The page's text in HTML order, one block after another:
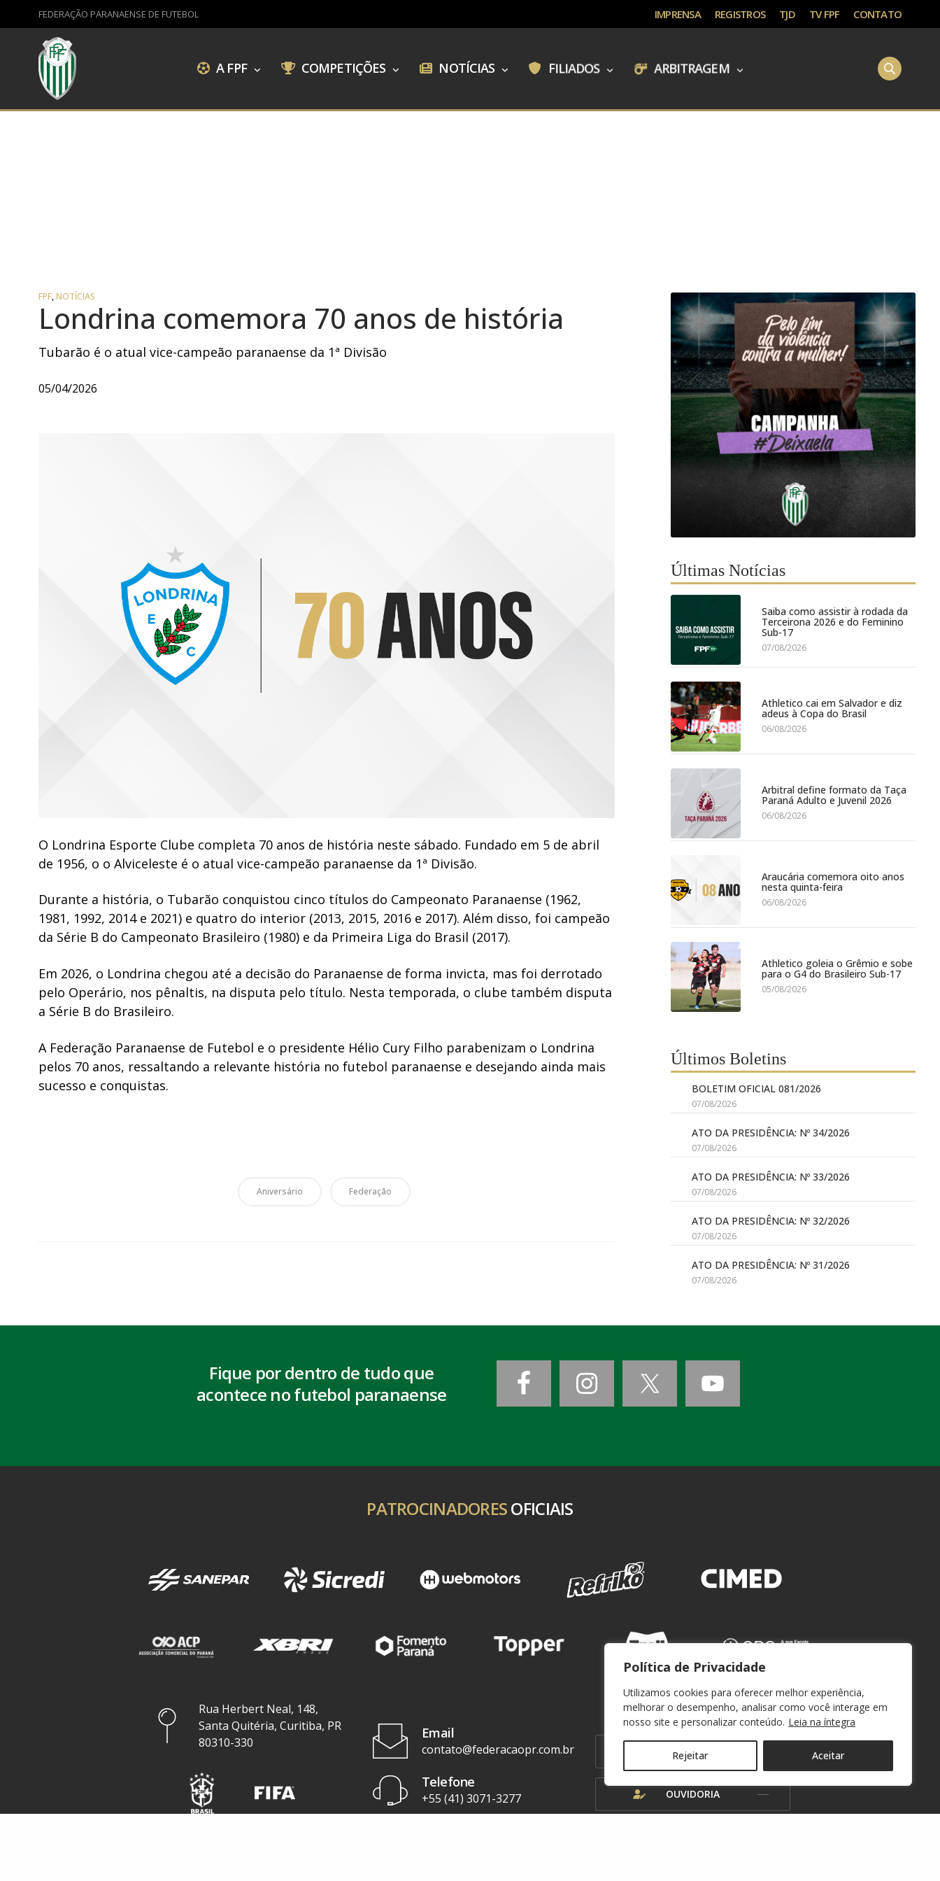
Política de Privacidade
Utilizamos cookies para oferecer melhor experiência,
melhorar o desempenho, analisar como você interage em
nosso site e personalizar conteúdo. Leia na íntegra
Rejeitar Aceitar
FEDERAÇÃO PARANAENSE DE FUTEBOL IMPRENSA REGISTROS TJD TV FPF CONTATO
A FPF COMPETIÇÕES NOTÍCIAS FILIADOS ARBITRAGEM
FPF,NOTÍCIAS
Londrina comemora 70 anos de história
Tubarão é o atual vice-campeão paranaense da 1ª Divisão
05/04/2026
O Londrina Esporte Clube completa 70 anos de história neste sábado. Fundado em 5 de abril
de 1956, o o Alviceleste é o atual vice-campeão paranaense da 1ª Divisão.
Durante a história, o Tubarão conquistou cinco títulos do Campeonato Paranaense (1962,
1981, 1992, 2014 e 2021) e quatro do interior (2013, 2015, 2016 e 2017). Além disso, foi campeão
da Série B do Campeonato Brasileiro (1980) e da Primeira Liga do Brasil (2017).
Em 2026, o Londrina chegou até a decisão do Paranaense de forma invicta, mas foi derrotado
pelo Operário, nos pênaltis, na disputa pelo título. Nesta temporada, o clube também disputa
a Série B do Brasileiro.
A Federação Paranaense de Futebol e o presidente Hélio Cury Filho parabenizam o Londrina
pelos 70 anos, ressaltando a relevante história no futebol paranaense e desejando ainda mais
sucesso e conquistas.
Aniversário Federação
Últimas Notícias
Saiba como assistir à rodada da
Terceirona 2026 e do Feminino
Sub-17
07/08/2026
Athletico cai em Salvador e diz
adeus à Copa do Brasil
06/08/2026
Arbitral define formato da Taça
Paraná Adulto e Juvenil 2026
06/08/2026
Araucária comemora oito anos
nesta quinta-feira
06/08/2026
Athletico goleia o Grêmio e sobe
para o G4 do Brasileiro Sub-17
05/08/2026
Últimos Boletins
BOLETIM OFICIAL 081/2026
07/08/2026
ATO DA PRESIDÊNCIA: Nº 34/2026
07/08/2026
ATO DA PRESIDÊNCIA: Nº 33/2026
07/08/2026
ATO DA PRESIDÊNCIA: Nº 32/2026
07/08/2026
ATO DA PRESIDÊNCIA: Nº 31/2026
07/08/2026
Fique por dentro de tudo que
acontece no futebol paranaense
PATROCINADORESOFICIAIS
Rua Herbert Neal, 148,
Santa Quitéria, Curitiba, PR
80310-330
Email
contato@federacaopr.com.br
Telefone
+55 (41) 3071-3277
WEBMAIL
OUVIDORIA